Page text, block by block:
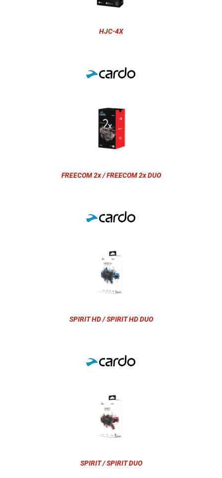
HJC-4X
FREECOM 2x / FREECOM 2x DUO
SPIRIT HD / SPIRIT HD DUO
SPIRIT / SPIRIT DUO